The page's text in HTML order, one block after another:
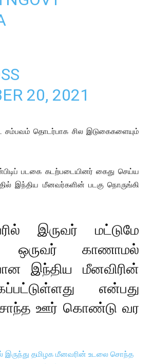
20, 2021
சம்பவம் தொடர்பாக சில இடுகைகளையும்
படகை கடற்படையினர் கைது செய்ய
இந்திய மீனவர்களின் படகு நொருங்கி
இருவர் மட்டுமே
ஒருவர் காணாமல்
இந்திய மீனவிரின்
என்பது
சொந்த ஊர் கொண்டு வர